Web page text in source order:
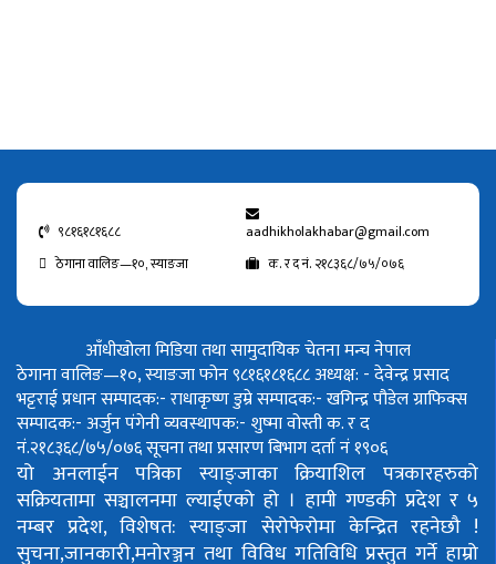
९८१६१८१६८८
aadhikholakhabar@gmail.com
ठेगाना वालिङ—१०, स्याङजा
क. र द नं. २१८३६८/७५/०७६
आँधीखोला मिडिया तथा सामुदायिक चेतना मन्च नेपाल
ठेगाना वालिङ—१०, स्याङजा फोन ९८१६१८१६८८अध्यक्ष: - देवेन्द्र प्रसाद
भट्टराईप्रधान सम्पादक:- राधाकृष्ण डुम्रेसम्पादक:- खगिन्द्र पौडेलग्राफिक्स
सम्पादक:- अर्जुन पंगेनीव्यवस्थापक:- शुष्मा वोस्तीक. र द
नं.२१८३६८/७५/०७६सूचना तथा प्रसारण बिभाग दर्ता नं १९०६
यो अनलाईन पत्रिका स्याङ्जाका क्रियाशिल पत्रकारहरुको
सक्रियतामा सञ्चालनमा ल्याईएको हो । हामी गण्डकी प्रदेश र ५
नम्बर प्रदेश, विशेषत: स्याङ्जा सेरोफेरोमा केन्द्रित रहनेछौ !
सुचना,जानकारी,मनोरञ्जन तथा विविध गतिविधि प्रस्तुत गर्ने हाम्रो